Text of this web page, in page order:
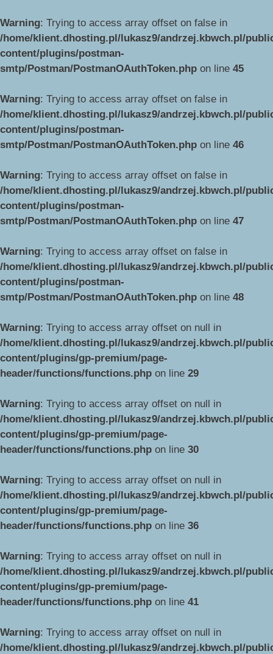
Warning: Trying to access array offset on false in
/home/klient.dhosting.pl/lukasz9/andrzej.kbwch.pl/
content/plugins/postman-
smtp/Postman/PostmanOAuthToken.php on line 45
Warning: Trying to access array offset on false in
/home/klient.dhosting.pl/lukasz9/andrzej.kbwch.pl/
content/plugins/postman-
smtp/Postman/PostmanOAuthToken.php on line 46
Warning: Trying to access array offset on false in
/home/klient.dhosting.pl/lukasz9/andrzej.kbwch.pl/
content/plugins/postman-
smtp/Postman/PostmanOAuthToken.php on line 47
Warning: Trying to access array offset on false in
/home/klient.dhosting.pl/lukasz9/andrzej.kbwch.pl/
content/plugins/postman-
smtp/Postman/PostmanOAuthToken.php on line 48
Warning: Trying to access array offset on null in
/home/klient.dhosting.pl/lukasz9/andrzej.kbwch.pl/
content/plugins/gp-premium/page-
header/functions/functions.php on line 29
Warning: Trying to access array offset on null in
/home/klient.dhosting.pl/lukasz9/andrzej.kbwch.pl/
content/plugins/gp-premium/page-
header/functions/functions.php on line 30
Warning: Trying to access array offset on null in
/home/klient.dhosting.pl/lukasz9/andrzej.kbwch.pl/
content/plugins/gp-premium/page-
header/functions/functions.php on line 36
Warning: Trying to access array offset on null in
/home/klient.dhosting.pl/lukasz9/andrzej.kbwch.pl/
content/plugins/gp-premium/page-
header/functions/functions.php on line 41
Warning: Trying to access array offset on null in
/home/klient.dhosting.pl/lukasz9/andrzej.kbwch.pl/